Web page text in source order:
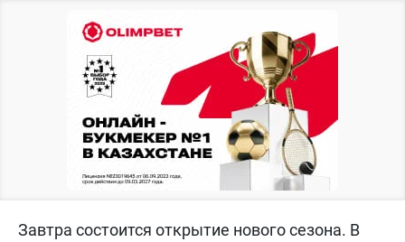
Завтра состоится открытие нового сезона. В